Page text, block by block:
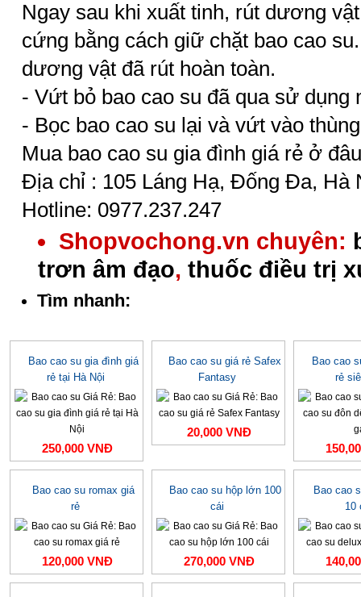
Ngay sau khi xuất tinh, rút ​​dương
cứng bằng cách giữ chặt bao cao
dương vật đã rút hoàn toàn.
- Vứt bỏ bao cao su đã qua sử dụng
- Bọc bao cao su lại và vứt vào
Mua bao cao su gia đình giá rẻ ở
Địa chỉ : 105 Láng Hạ, Đống Đa, Hà
Hotline: 0977.237.247
Shopvochong.vn chuyên:
trơn âm đạo, thuốc điều trị
Tìm nhanh:
Bao cao su gia đình giá
rẻ tại Hà Nội
250,000 VNĐ
Bao cao su giá rẻ Safex
Fantasy
20,000 VNĐ
Bao cao
rẻ
Bao cao su romax giá
rẻ
120,000 VNĐ
Bao cao su hộp lớn 100
cái
270,000 VNĐ
Bao cao
10